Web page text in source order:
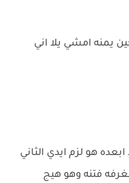
يمنه امشي يلا اني
هو لزم ايدي الثاني
فتنه وهو هيج